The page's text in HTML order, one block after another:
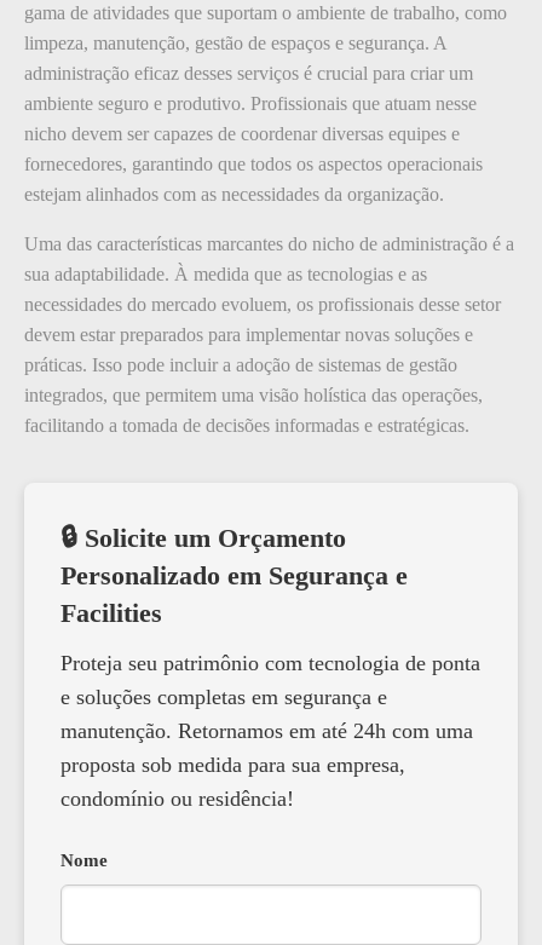
gama de atividades que suportam o ambiente de trabalho, como
limpeza, manutenção, gestão de espaços e segurança. A
administração eficaz desses serviços é crucial para criar um
ambiente seguro e produtivo. Profissionais que atuam nesse
nicho devem ser capazes de coordenar diversas equipes e
fornecedores, garantindo que todos os aspectos operacionais
estejam alinhados com as necessidades da organização.
Uma das características marcantes do nicho de administração é a
sua adaptabilidade. À medida que as tecnologias e as
necessidades do mercado evoluem, os profissionais desse setor
devem estar preparados para implementar novas soluções e
práticas. Isso pode incluir a adoção de sistemas de gestão
integrados, que permitem uma visão holística das operações,
facilitando a tomada de decisões informadas e estratégicas.
🔒 Solicite um Orçamento
Personalizado em Segurança e
Facilities
Proteja seu patrimônio com tecnologia de ponta
e soluções completas em segurança e
manutenção. Retornamos em até 24h com uma
proposta sob medida para sua empresa,
condomínio ou residência!
Nome